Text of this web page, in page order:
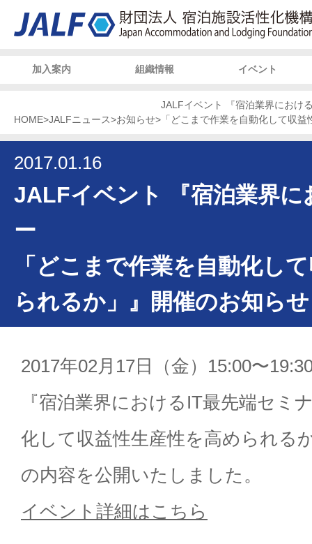
加入案内 組織情報 イベント
HOME>JALFニュース>お知らせ>
JALFイベント 『宿泊業界におけ
「どこまで作業を自動化して収
2017.01.16
JALFイベント 『宿泊業界に
ー
「どこまで作業を自動化し
られるか」』開催のお知らせ
2017年02月17日（金）15:00〜
『宿泊業界におけるIT最先端セミ
化して収益性生産性を高められる
の内容を公開いたしました。
イベント詳細はこちら